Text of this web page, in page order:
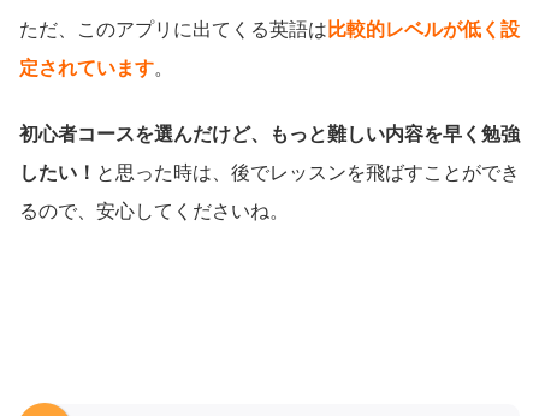
ただ、このアプリに出てくる英語は 比較的レベルが低く設
定されています。
初心者コースを選んだけど、もっと難しい内容を早く勉強
したい！ と思った時は、後でレッスンを飛ばすことができ
るので、安心してくださいね。